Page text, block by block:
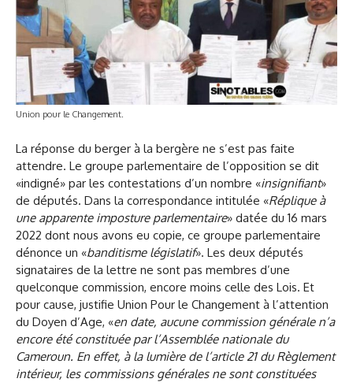
Union pour le Changement.
La réponse du berger à la bergère ne s’est pas faite
attendre. Le groupe parlementaire de l’opposition se dit
«indigné» par les contestations d’un nombre «insignifiant»
de députés. Dans la correspondance intitulée «Réplique à
une apparente imposture parlementaire» datée du 16 mars
2022 dont nous avons eu copie, ce groupe parlementaire
dénonce un «banditisme législatif». Les deux députés
signataires de la lettre ne sont pas membres d’une
quelconque commission, encore moins celle des Lois. Et
pour cause, justifie Union Pour le Changement à l’attention
du Doyen d’Age, «en date, aucune commission générale n’a
encore été constituée par l’Assemblée nationale du
Cameroun. En effet, à la lumière de l’article 21 du Règlement
intérieur, les commissions générales ne sont constituées